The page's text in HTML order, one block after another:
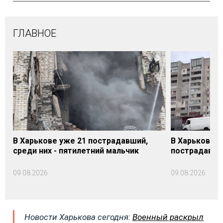
ГЛАВНОЕ
В Харькове уже 21 пострадавший,
среди них - пятилетний мальчик
09.08.2026
В Харькове
09.08.2026
Новости Харькова сегодня: Военный раскрыл